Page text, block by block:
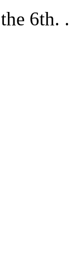
6th. .